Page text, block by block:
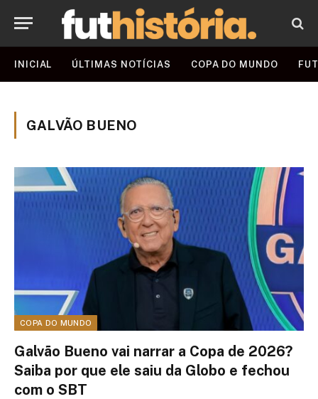
INICIAL ÚLTIMAS NOTÍCIAS COPA DO MUNDO
GALVÃO BUENO
COPA DO MUNDO
Galvão Bueno vai narrar a Copa de 2026?
Saiba por que ele saiu da Globo e fechou
com o SBT